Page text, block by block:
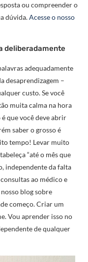
ou compreender o
dúvida.Acesse o nosso
deliberadamente
adequadamente
desaprendizagem –
custo. Se você
muita calma na hora
que você deve abrir
saber o grosso é
tempo! Levar muito
“até o mês que
independente da falta
ao médico e
nosso blog sobre
começo. Criar um
Vou aprender isso no
de qualquer